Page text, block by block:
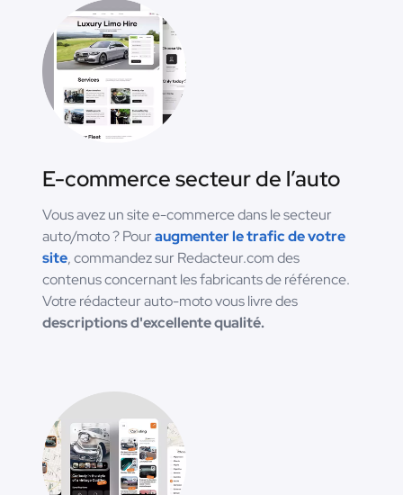
E-commerce secteur de l’auto
Vous avez un site e-commerce dans le secteur
auto/moto ? Pouraugmenter le trafic de votre
site, commandez sur Redacteur.com des
contenus concernant les fabricants de référence.
Votre rédacteur auto-moto vous livre des
descriptions d'excellente qualité.